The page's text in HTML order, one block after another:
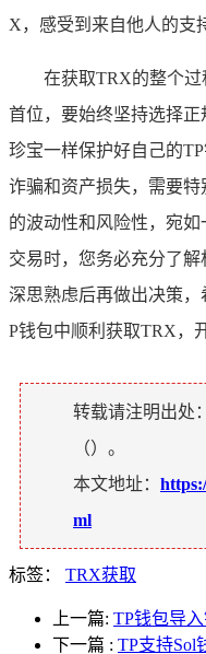
X，感受到来自他人的支
在获取TRX的整个
首位，要始终坚持选择
珍宝一样保护好自己的
诈骗和资产损失，需要
的波动性和风险性，宛
交易时，您务必充分了解
深思熟虑后再做出决策
P钱包中顺利获取TRX，
转载请注明出处：
（）。
本文地址：
ml
标签： TRX获取
上一篇: TP钱包导
下一篇 : TP支持Sol